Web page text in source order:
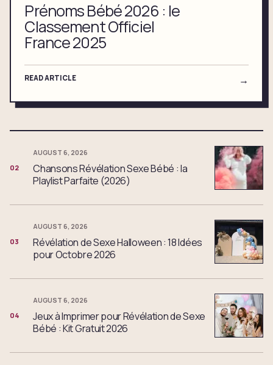
Prénoms Bébé 2026 : le
Classement Officiel
France 2025
READ ARTICLE →
02
AUGUST 6, 2026
Chansons Révélation Sexe Bébé : la
Playlist Parfaite (2026)
03
AUGUST 6, 2026
Révélation de Sexe Halloween : 18 Idées
pour Octobre 2026
04
AUGUST 6, 2026
Jeux à Imprimer pour Révélation de Sexe
Bébé : Kit Gratuit 2026